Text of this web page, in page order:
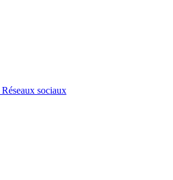
Réseaux sociaux